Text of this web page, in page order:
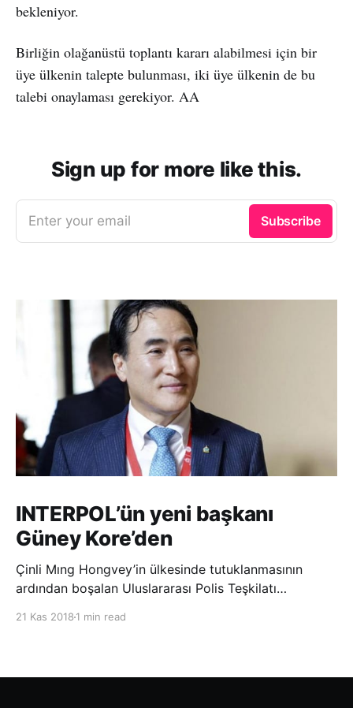
bekleniyor.
Birliğin olağanüstü toplantı kararı alabilmesi için bir
üye ülkenin talepte bulunması, iki üye ülkenin de bu
talebi onaylaması gerekiyor. AA
Sign up for more like this.
Enter your email Subscribe
INTERPOL’ün yeni başkanı
Güney Kore’den
Çinli Mıng Hongvey’in ülkesinde tutuklanmasının
ardından boşalan Uluslararası Polis Teşkilatı
21 Kas 2018 1 min read